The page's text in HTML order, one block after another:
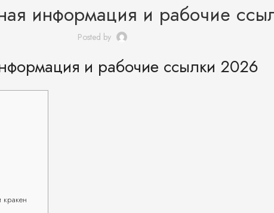
информация и рабочие
Posted by
и рабочие ссылки 2026